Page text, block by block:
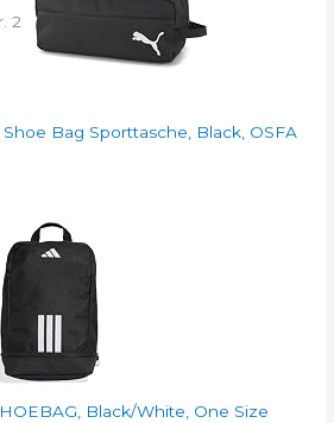
2
Bag Sporttasche, Black, OSFA
Black/White, One Size